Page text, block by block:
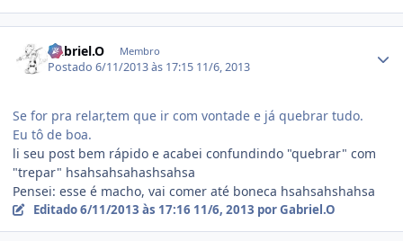
Gabriel.O Membro
Postado6/11/2013 às 17:15 11/6, 2013
Se for pra relar,tem que ir com vontade e já quebrar tudo.
Eu tô de boa.
li seu post bem rápido e acabei confundindo "quebrar" com
"trepar" hsahsahsahashsahsa
Pensei: esse é macho, vai comer até boneca hsahsahshahsa
Editado6/11/2013 às 17:16 11/6, 2013 por Gabriel.O